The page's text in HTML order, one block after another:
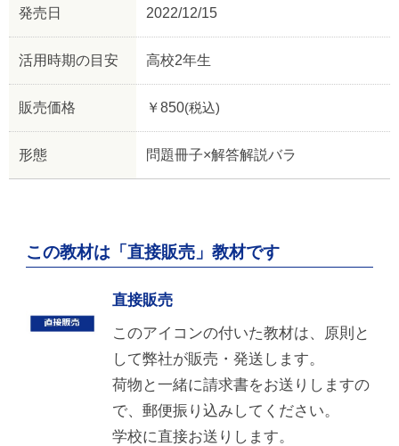
発売日 2022/12/15
活用時期の目安 高校2年生
販売価格 ￥850(税込)
形態 問題冊子×解答解説バラ
この教材は「直接販売」教材です
直接販売
このアイコンの付いた教材は、原則と
して弊社が販売・発送します。
荷物と一緒に請求書をお送りしますの
で、郵便振り込みしてください。
学校に直接お送りします。